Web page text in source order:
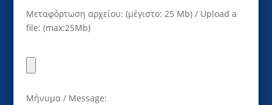
Μεταφόρτωση αρχείου: (μέγιστο: 25 Mb) / Upload a
file: (max:25Mb)
Μήνυμα / Message: